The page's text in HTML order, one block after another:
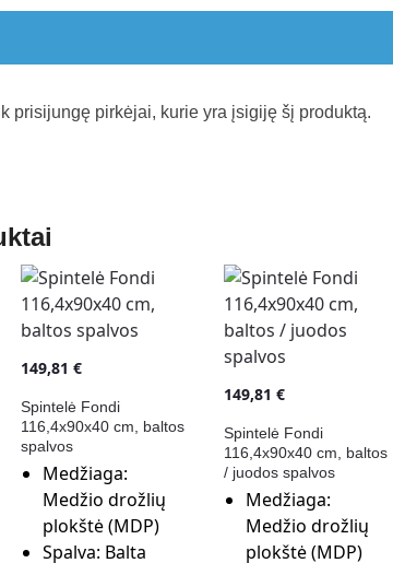
prisijungę pirkėjai, kurie yra įsigiję šį produktą.
149,81 €
Spintelė Fondi
116,4x90x40 cm, baltos
spalvos
Medžiaga:
Medžio drožlių
plokštė (MDP)
Spalva: Balta
149,81 €
Spintelė Fondi
116,4x90x40 cm, baltos
/ juodos spalvos
Medžiaga:
Medžio drožlių
plokštė (MDP)